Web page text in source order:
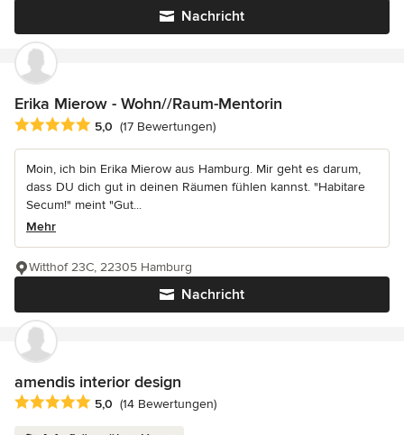
Nachricht
Erika Mierow - Wohn//Raum-Mentorin
Durchschnittliche Bewertung: 5 von 5 Sternen
5,0 (17 Bewertungen)
Moin, ich bin Erika Mierow aus Hamburg. Mir geht es darum,
dass DU dich gut in deinen Räumen fühlen kannst. "Habitare
Secum!" meint "Gut...
Mehr
Nachricht
Witthof 23C, 22305 Hamburg
amendis interior design
Durchschnittliche Bewertung: 5 von 5 Sternen
5,0 (14 Bewertungen)